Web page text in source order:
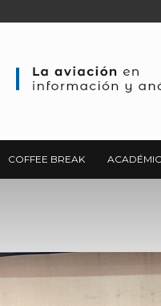
COFFEE BREAK